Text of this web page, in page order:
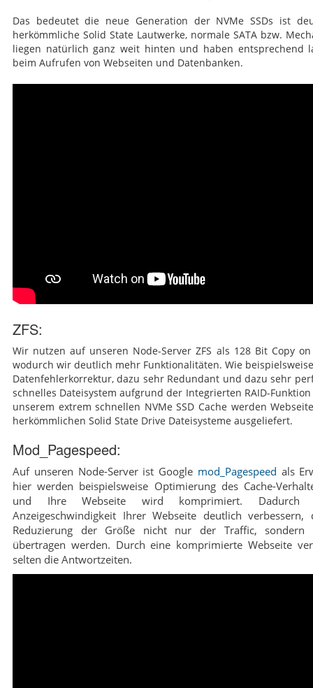
Das bedeutet die neue Generation der NVMe SSDs ist
herkömmliche Solid State Lautwerke, normale SATA bzw.
liegen natürlich ganz weit hinten und haben entsprechend
beim Aufrufen von Webseiten und Datenbanken.
ZFS:
Wir nutzen auf unseren Node-Server ZFS als 128 Bit Copy
wodurch wir deutlich mehr Funktionalitäten. Wie
Datenfehlerkorrektur, dazu sehr Redundant und dazu sehr
schnelles Dateisystem aufgrund der Integrierten RAID-
unserem extrem schnellen NVMe SSD Cache werden
herkömmlichen Solid State Drive Dateisysteme ausgeliefert.
Mod_Pagespeed:
Auf unseren Node-Server ist Google mod_Pagespeed als
hier werden beispielsweise Optimierung des Cache-
und Ihre Webseite wird komprimiert.
Anzeigeschwindigkeit Ihrer Webseite deutlich
Reduzierung der Größe nicht nur der Traffic, sondern
übertragen werden. Durch eine komprimierte Webseite
selten die Antwortzeiten.